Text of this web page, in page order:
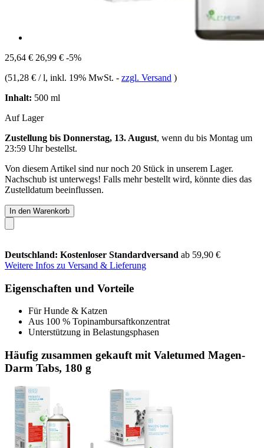
25,64 € 26,99 € -5%
(51,28 € / l, inkl. 19% MwSt. - zzgl. Versand )
Inhalt: 500 ml
Auf Lager
Zustellung bis Donnerstag, 13. August, wenn du bis Montag um
23:59 Uhrbestellst.
Von diesem Artikel sind nur noch 20 Stück in unserem Lager.
Nachschub ist unterwegs! Falls mehr bestellt wird, könnte dies das
Zustelldatum beeinflussen.
In den Warenkorb
Deutschland: Kostenloser Standardversand ab 59,90 €
Weitere Infos zu Versand & Lieferung
Eigenschaften und Vorteile
Für Hunde & Katzen
Aus 100 % Topinambursaftkonzentrat
Unterstützung in Belastungsphasen
Häufig zusammen gekauft mit Valetumed Magen-
Darm Tabs, 180 g